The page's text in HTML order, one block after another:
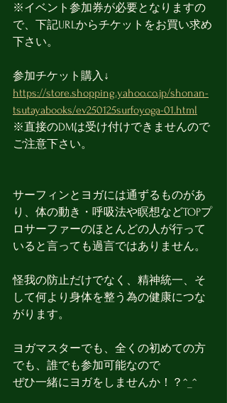
※イベント参加券が必要となりますの
で、下記URLからチケットをお買い求め
下さい。
参加チケット購入↓
https://store.shopping.yahoo.co.jp/shonan-
tsutayabooks/ev250125surfoyoga-01.html
※直接のDMは受け付けできませんので
ご注意下さい。
サーフィンとヨガには通ずるものがあ
り、体の動き・呼吸法や瞑想などTOPプ
ロサーファーのほとんどの人が行って
いると言っても過言ではありません。
怪我の防止だけでなく、精神統一、そ
して何より身体を整う為の健康につな
がります。
ヨガマスターでも、全くの初めての方
でも、誰でも参加可能なので
ぜひ一緒にヨガをしませんか！？^_^